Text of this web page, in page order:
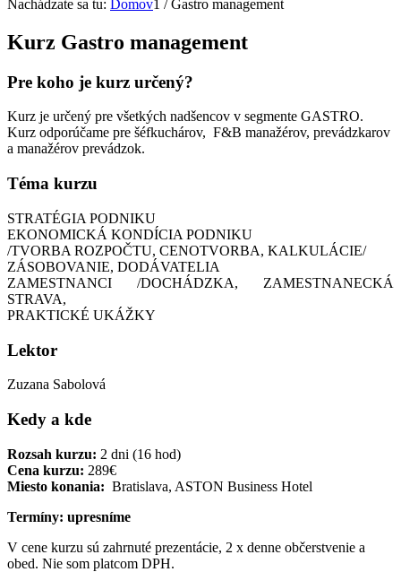
Nachádzate sa tu: Domov1 / Gastro management
Kurz Gastro management
Pre koho je kurz určený?
Kurz je určený pre všetkých nadšencov v segmente GASTRO.
Kurz odporúčame pre šéfkuchárov, F&B manažérov, prevádzkarov
a manažérov prevádzok.
Téma kurzu
STRATÉGIA PODNIKU
EKONOMICKÁ KONDÍCIA PODNIKU
/TVORBA ROZPOČTU, CENOTVORBA, KALKULÁCIE/
ZÁSOBOVANIE, DODÁVATELIA
ZAMESTNANCI /DOCHÁDZKA, ZAMESTNANECKÁ
STRAVA,
PRAKTICKÉ UKÁŽKY
Lektor
Zuzana Sabolová
Kedy a kde
Rozsah kurzu: 2 dni (16 hod)
Cena kurzu: 289€
Miesto konania: Bratislava, ASTON Business Hotel
Termíny: upresníme
V cene kurzu sú zahrnuté prezentácie, 2 x denne občerstvenie a
obed. Nie som platcom DPH.